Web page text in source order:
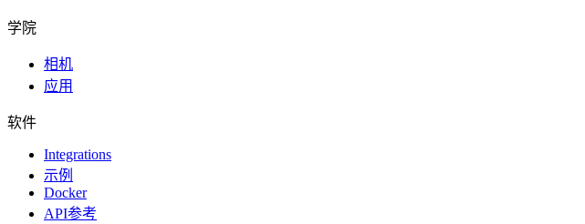
学院
相机
应用
软件
Integrations
示例
Docker
API参考